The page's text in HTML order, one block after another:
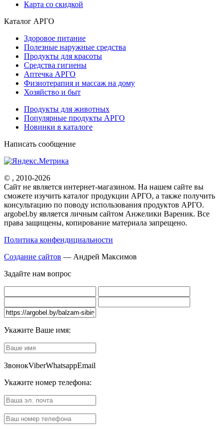
Карта со скидкой
Каталог АРГО
Здоровое питание
Полезные наружные средства
Продукты для красоты
Средства гигиены
Аптечка АРГО
Физиотерапия и массаж на дому
Хозяйство и быт
Продукты для животных
Популярные продукты АРГО
Новинки в каталоге
Написать сообщение
© , 2010-2026
Cайт не является интернет-магазином. На нашем сайте вы
сможете изучить каталог продукции АРГО, а также получить
консультацию по поводу использования продуктов АРГО.
argobel.by является личным сайтом Анжелики Вареник. Все
права защищены, копирование материала запрещено.
Политика конфендициальности
Создание сайтов — Андрей Максимов
Задайте нам вопрос
Укажите Ваше имя:
ЗвонокViberWhatsappEmail
Укажите номер телефона: